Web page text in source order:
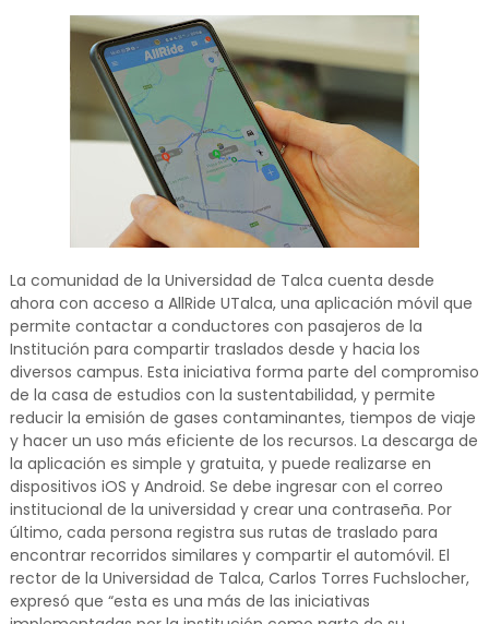
La comunidad de la Universidad de Talca cuenta desde
ahora con acceso a AllRide UTalca, una aplicación móvil que
permite contactar a conductores con pasajeros de la
Institución para compartir traslados desde y hacia los
diversos campus. Esta iniciativa forma parte del compromiso
de la casa de estudios con la sustentabilidad, y permite
reducir la emisión de gases contaminantes, tiempos de viaje
y hacer un uso más eficiente de los recursos. La descarga de
la aplicación es simple y gratuita, y puede realizarse en
dispositivos iOS y Android. Se debe ingresar con el correo
institucional de la universidad y crear una contraseña. Por
último, cada persona registra sus rutas de traslado para
encontrar recorridos similares y compartir el automóvil. El
rector de la Universidad de Talca, Carlos Torres Fuchslocher,
expresó que “esta es una más de las iniciativas